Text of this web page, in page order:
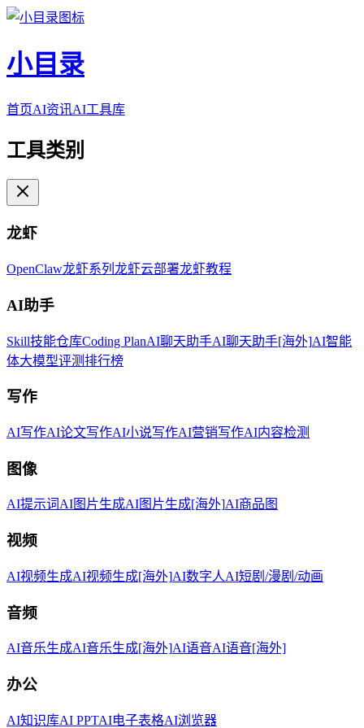
小目录
首页AI资讯AI工具库
工具类别
龙虾
OpenClaw龙虾系列 龙虾云部署龙虾教程
AI助手
Skill技能仓库Coding PlanAI聊天助手AI聊天助手[海外]AI智能
体大模型评测排行榜
写作
AI写作AI论文写作AI小说写作AI营销写作AI内容检测
图像
AI提示词AI图片生成AI图片生成[海外]AI商品图
视频
AI视频生成AI视频生成[海外]AI数字人AI短剧/漫剧/动画
音频
AI音乐生成AI音乐生成[海外]AI语音AI语音[海外]
办公
AI知识库AI PPTAI电子表格AI浏览器